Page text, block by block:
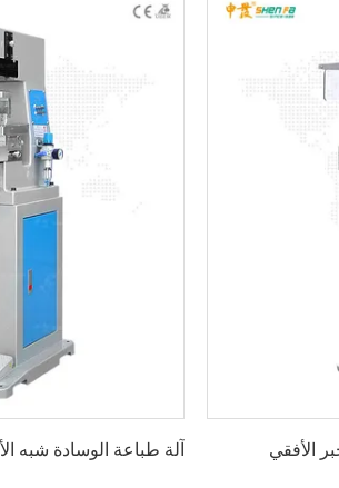
الأفقي آلة طباعة الوسادة شبه